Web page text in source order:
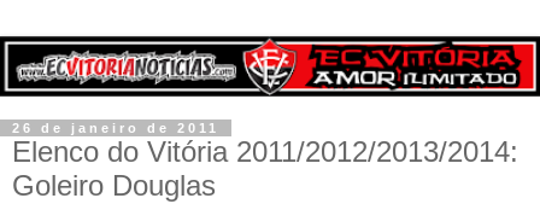
26 de janeiro de 2011
Elenco do Vitória 2011/2012/2013/2014:
Goleiro Douglas